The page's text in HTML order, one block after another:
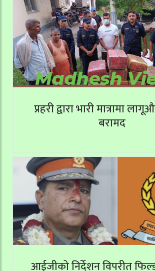
प्रहरी द्वारा भारी मात्रामा
बरामद
आईजीको निर्देशन विपरीत